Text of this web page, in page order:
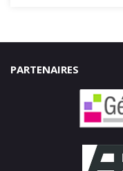
PARTENAIRES